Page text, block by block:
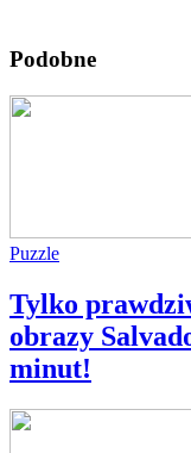
Podobne
Puzzle
Tylko
obrazy
minut!